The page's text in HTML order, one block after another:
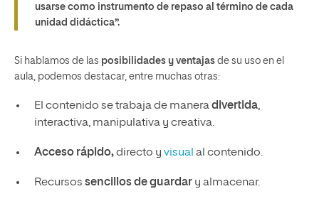
usarse como instrumento de repaso al término de cada
unidad didáctica”.
Si hablamos de las posibilidades y ventajas de su uso en el
aula, podemos destacar, entre muchas otras:
El contenido se trabaja de maneradivertida,
interactiva, manipulativa y creativa.
Acceso rápido,directo y visual al contenido.
Recursos sencillos de guardary almacenar.